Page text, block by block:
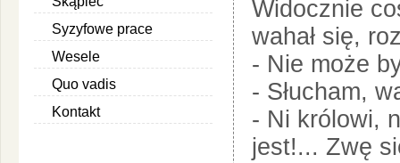
Syzyfowe prace
Wesele
Quo vadis
Kontakt
Widocznie
wahał się,
- Nie może
- Słucham,
- Ni królowi,
jest!... Zwę